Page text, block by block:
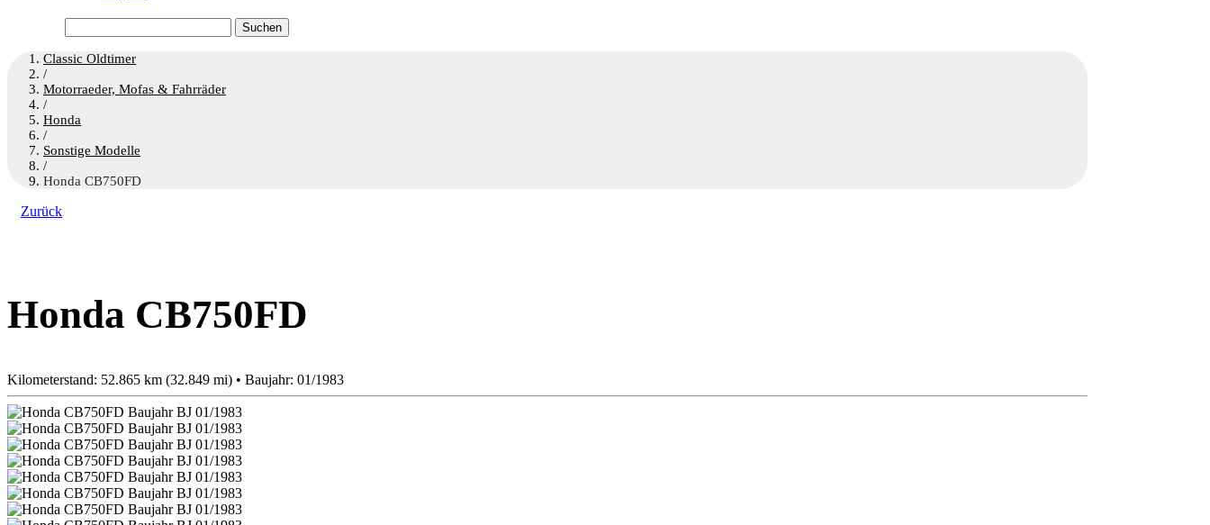
nach:
Classic Oldtimer
/
Motorraeder, Mofas & Fahrräder
/
Honda
/
Sonstige Modelle
/
Honda CB750FD
Zurück
Honda CB750FD
Kilometerstand: 52.865 km (32.849 mi) • Baujahr: 01/1983